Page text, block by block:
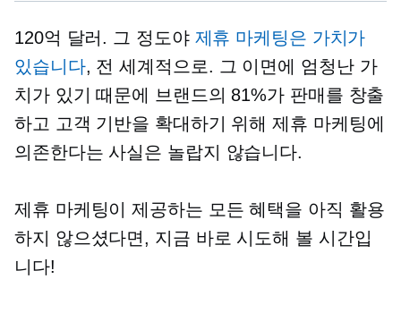
120억 달러. 그 정도야 제휴 마케팅은 가치가
있습니다, 전 세계적으로. 그 이면에 엄청난 가
치가 있기 때문에 브랜드의 81%가 판매를 창출
하고 고객 기반을 확대하기 위해 제휴 마케팅에
의존한다는 사실은 놀랍지 않습니다.
제휴 마케팅이 제공하는 모든 혜택을 아직 활용
하지 않으셨다면, 지금 바로 시도해 볼 시간입
니다!